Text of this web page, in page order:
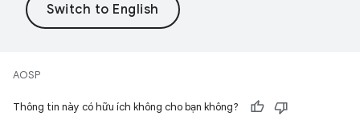
AOSP
Thông tin này có hữu ích không cho bạn không?